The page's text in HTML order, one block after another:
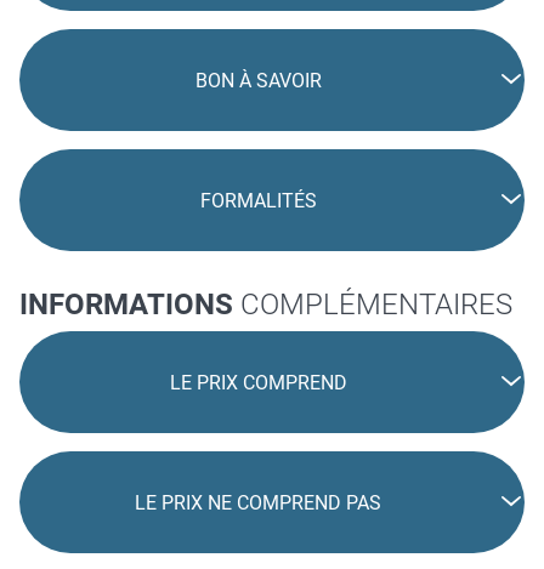
BON À SAVOIR
FORMALITÉS
INFORMATIONS COMPLÉMENTAIRES
LE PRIX COMPREND
LE PRIX NE COMPREND PAS